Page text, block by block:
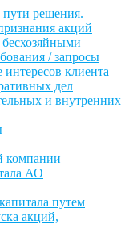
решения.
акций
/ запросы
клиента
дел
и внутренних
компании
АО
путем
акций,